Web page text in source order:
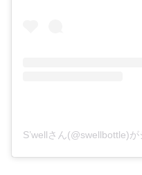
S’wellさん(@swellbottle)